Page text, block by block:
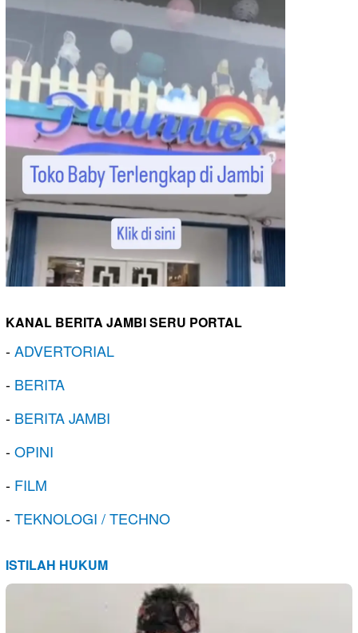
KANAL BERITA JAMBI SERU PORTAL
-ADVERTORIAL
- BERITA
- BERITA JAMBI
-OPINI
- FILM
-TEKNOLOGI / TECHNO
ISTILAH HUKUM